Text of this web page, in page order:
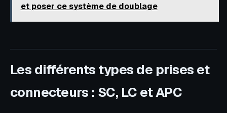
et poser ce système de doublage
Les différents types de prises et
connecteurs : SC, LC et APC